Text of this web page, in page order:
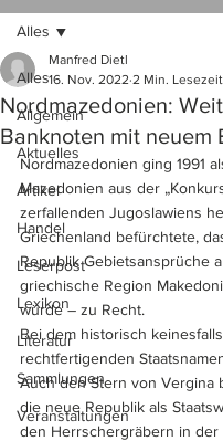
Alles
Allgemein
Aktuelles
Artikel
Handel
Leserpost
Lexikon
Literatur
Sammlungen
Veranstaltungen
Alles
Nordmazedonien:
Banknoten mit neuem
Manfred Dietl
16. Nov. 2022 2 Min. Lesezeit
Nordmazedonien ging 1991
Mazedonien aus der
zerfallenden Jugoslawiens
Griechenland befürchtete,
Republik Gebietsansprüche
griechische Region
würde – zu Recht.
Bei dem historisch
rechtfertigenden
Auch den Stern von Vergina
die neue Republik als
den Herrschergräbern in der